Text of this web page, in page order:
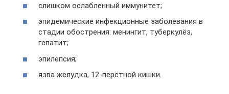
слишком ослабленный иммунитет;
эпидемические инфекционные заболевания в
стадии обострения: менингит, туберкулёз,
гепатит;
эпилепсия;
язва желудка, 12-перстной кишки.